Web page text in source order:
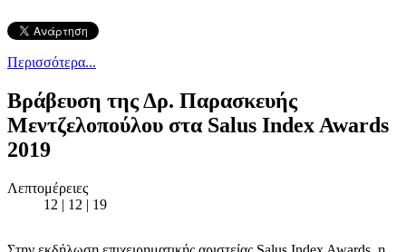
Περισσότερα...
Βράβευση της Δρ. Παρασκευής
Μεντζελοπούλου στα Salus Index Awards
2019
Λεπτομέρειες
12 | 12 | 19